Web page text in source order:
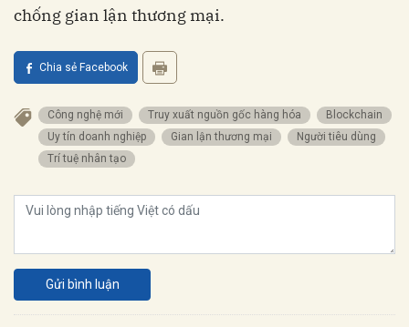
chống gian lận thương mại.
Chia sẻ Facebook
Công nghệ mới truy xuất nguồn gốc hàng hóa
Blockchain
uy tín doanh nghiệp
gian lận thương mại
người tiêu dùng
Trí tuệ nhân tạo
Gửi bình luận